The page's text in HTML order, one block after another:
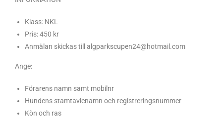
Klass: NKL
Pris: 450 kr
Anmälan skickas till algparkscupen24@hotmail.com
Ange:
Förarens namn samt mobilnr
Hundens stamtavlenamn och registreringsnummer
Kön och ras